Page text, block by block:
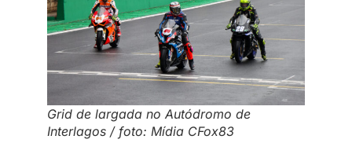
Grid de largada no Autódromo de
Interlagos / foto: Mídia CFox83